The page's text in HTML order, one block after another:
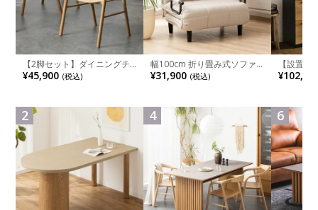
【2脚セット】ダイニングチ
ェア 木製 LUGA 肘付き チェ
ア 天然木 リビング椅子 板座
ュラル ブラウン 完成品
¥45,900 (税込)
2
幅100cm 折り畳み式ソファ
ベッド コンパクト リクライ
ニング カウチスタイル 省ス
¥31,900 (税込)
4
【設置
チンカウ
板 引き出
れ ウッデ
ル グレー
6